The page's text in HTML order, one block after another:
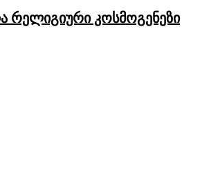
რელიგიური კოსმოგენეზი